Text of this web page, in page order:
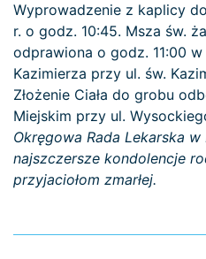
Wyprowadzenie z kaplicy
r. o godz. 10:45. Msza św.
odprawiona o godz. 11:00 w
Kazimierza przy ul. św.
Złożenie Ciała do grobu
Miejskim przy ul.
Okręgowa Rada Lekarska w
najszczersze kondolencje
przyjaciołom zmarłej.